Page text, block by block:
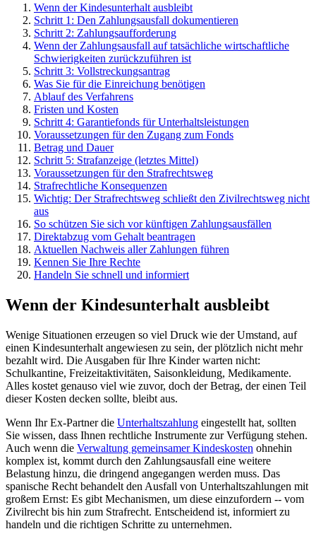
Wenn der Kindesunterhalt ausbleibt
Schritt 1: Den Zahlungsausfall dokumentieren
Schritt 2: Zahlungsaufforderung
Wenn der Zahlungsausfall auf tatsächliche wirtschaftliche
Schwierigkeiten zurückzuführen ist
Schritt 3: Vollstreckungsantrag
Was Sie für die Einreichung benötigen
Ablauf des Verfahrens
Fristen und Kosten
Schritt 4: Garantiefonds für Unterhaltsleistungen
Voraussetzungen für den Zugang zum Fonds
Betrag und Dauer
Schritt 5: Strafanzeige (letztes Mittel)
Voraussetzungen für den Strafrechtsweg
Strafrechtliche Konsequenzen
Wichtig: Der Strafrechtsweg schließt den Zivilrechtsweg nicht
aus
So schützen Sie sich vor künftigen Zahlungsausfällen
Direktabzug vom Gehalt beantragen
Aktuellen Nachweis aller Zahlungen führen
Kennen Sie Ihre Rechte
Handeln Sie schnell und informiert
Wenn der Kindesunterhalt ausbleibt
Wenige Situationen erzeugen so viel Druck wie der Umstand, auf
einen Kindesunterhalt angewiesen zu sein, der plötzlich nicht mehr
bezahlt wird. Die Ausgaben für Ihre Kinder warten nicht:
Schulkantine, Freizeitaktivitäten, Saisonkleidung, Medikamente.
Alles kostet genauso viel wie zuvor, doch der Betrag, der einen Teil
dieser Kosten decken sollte, bleibt aus.
Wenn Ihr Ex-Partner die Unterhaltszahlung eingestellt hat, sollten
Sie wissen, dass Ihnen rechtliche Instrumente zur Verfügung stehen.
Auch wenn die Verwaltung gemeinsamer Kindeskosten ohnehin
komplex ist, kommt durch den Zahlungsausfall eine weitere
Belastung hinzu, die dringend angegangen werden muss. Das
spanische Recht behandelt den Ausfall von Unterhaltszahlungen mit
großem Ernst: Es gibt Mechanismen, um diese einzufordern -- vom
Zivilrecht bis hin zum Strafrecht. Entscheidend ist, informiert zu
handeln und die richtigen Schritte zu unternehmen.